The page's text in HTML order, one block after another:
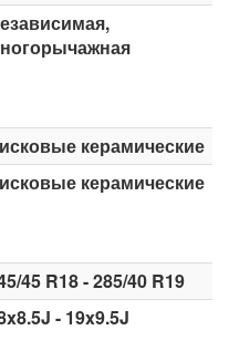
керамические
керамические
45 R18 - 285/40 R19
- 19x9.5J